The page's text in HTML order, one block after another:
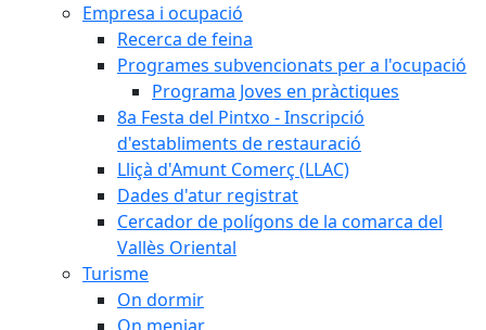
Empresa i ocupació
Recerca de feina
Programes subvencionats per a l'ocupació
Programa Joves en pràctiques
8a Festa del Pintxo - Inscripció
d'establiments de restauració
Lliçà d'Amunt Comerç (LLAC)
Dades d'atur registrat
Cercador de polígons de la comarca del
Vallès Oriental
Turisme
On dormir